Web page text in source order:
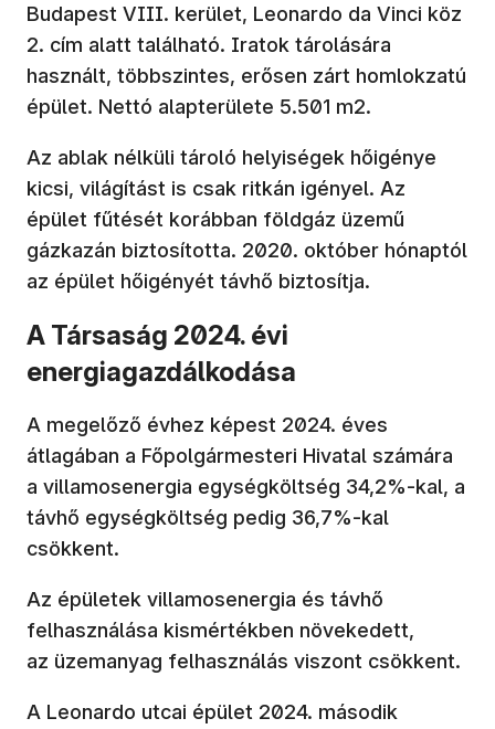
Budapest VIII. kerület, Leonardo da Vinci köz
2. cím alatt található. Iratok tárolására
használt, többszintes, erősen zárt homlokzatú
épület. Nettó alapterülete 5.501 m2.
Az ablak nélküli tároló helyiségek hőigénye
kicsi, világítást is csak ritkán igényel. Az
épület fűtését korábban földgáz üzemű
gázkazán biztosította. 2020. október hónaptól
az épület hőigényét távhő biztosítja.
A Társaság 2024. évi
energiagazdálkodása
A megelőző évhez képest 2024. éves
átlagában a Főpolgármesteri Hivatal számára
a villamosenergia egységköltség 34,2%-kal, a
távhő egységköltség pedig 36,7%-kal
csökkent.
Az épületek villamosenergia és távhő
felhasználása kismértékben növekedett,
az üzemanyag felhasználás viszont csökkent.
A Leonardo utcai épület 2024. második